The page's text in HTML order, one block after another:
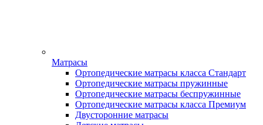
Матрасы
Ортопедические матрасы класса Стандарт
Ортопедические матрасы пружинные
Ортопедические матрасы беспружинные
Ортопедические матрасы класса Премиум
Двусторонние матрасы